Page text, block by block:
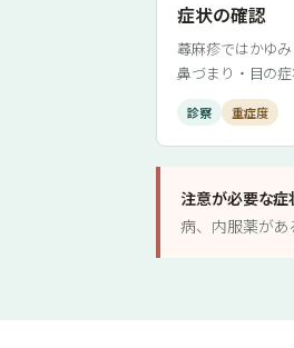
症状の確認
蕁麻疹ではかゆ
鼻づまり・目の症
診察 重症度
注意が必要な症
病、内服薬があ